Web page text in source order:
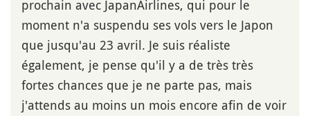
prochain avec JapanAirlines, qui pour le
moment n'a suspendu ses vols vers le Japon
que jusqu'au 23 avril. Je suis réaliste
également, je pense qu'il y a de très très
fortes chances que je ne parte pas, mais
j'attends au moins un mois encore afin de voir